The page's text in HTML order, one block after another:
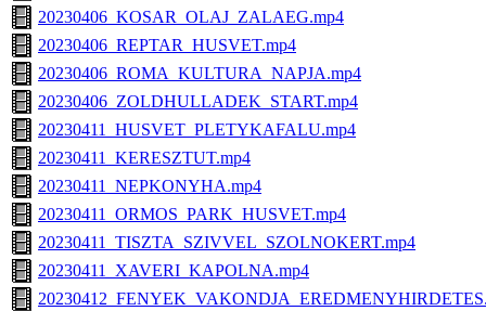
20230406_KOSAR_OLAJ_ZALAEG.mp4
20230406_REPTAR_HUSVET.mp4
20230406_ROMA_KULTURA_NAPJA.mp4
20230406_ZOLDHULLADEK_START.mp4
20230411_HUSVET_PLETYKAFALU.mp4
20230411_KERESZTUT.mp4
20230411_NEPKONYHA.mp4
20230411_ORMOS_PARK_HUSVET.mp4
20230411_TISZTA_SZIVVEL_SZOLNOKERT.mp4
20230411_XAVERI_KAPOLNA.mp4